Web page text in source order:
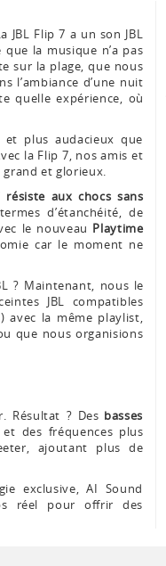
Flip 7 a un son JBL
la musique n’a pas
sur la plage, que nous
l’ambiance d’une nuit
quelle expérience, où
plus audacieux que
la Flip 7, nos amis et
et glorieux.
résiste aux chocs sans
d’étanchéité, de
le nouveau Playtime
car le moment ne
? Maintenant, nous le
JBL compatibles
avec la même playlist,
que nous organisions
Résultat ? Des basses
des fréquences plus
ajoutant plus de
exclusive, AI Sound
réel pour offrir des